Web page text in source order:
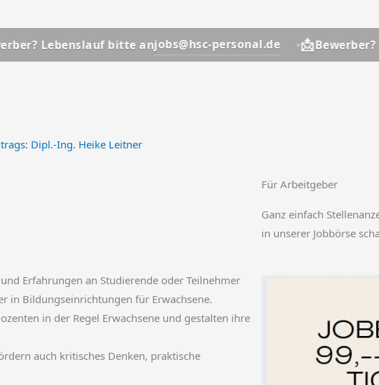
bitte anjobs@hsc-personal.de 📩Bewerber?
Dipl.-Ing. Heike Leitner
Erfahrungen an Studierende oder Teilnehmer
in Bildungseinrichtungen für Erwachsene.
in der Regel Erwachsene und gestalten ihre
auch kritisches Denken, praktische
Für Arbeitgeber
Ganz einfach
in unserer Jobbörse